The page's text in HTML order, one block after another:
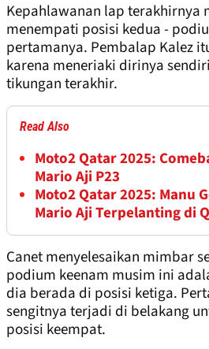
Kepahlawanan lap terakhirnya
menempati posisi kedua -
pertamanya. Pembalap Kalez
karena meneriaki dirinya
tikungan terakhir.
Read Also
Moto2 Qatar 2025:
Mario Aji P23
Moto2 Qatar 2025: Manu
Mario Aji Terpelanting di
Canet menyelesaikan mimbar
podium keenam musim ini
dia berada di posisi ketiga.
sengitnya terjadi di belakang
posisi keempat.